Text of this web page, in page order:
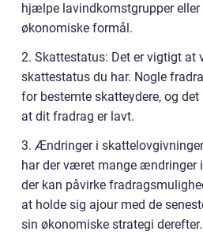
hjælpe lavindkomstgrupper
økonomiske formål.
2. Skattestatus: Det er vigtigt at
skattestatus du har. Nogle
for bestemte skatteydere, og
at dit fradrag er lavt.
3. Ændringer i
har der været mange ændringer
der kan påvirke
at holde sig ajour med de
sin økonomiske strategi derefter.